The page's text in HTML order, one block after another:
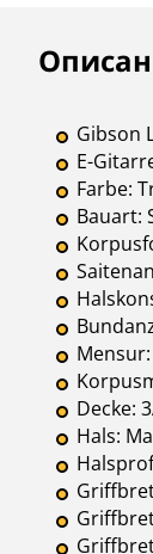
Gibson
E-
Farbe:
Bauart:
Decke:
Hals: